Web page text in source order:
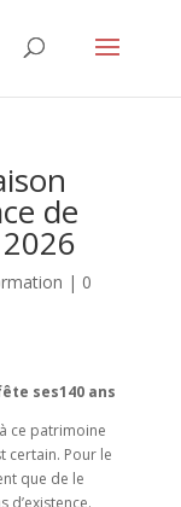
de
| 0
ses140 ans
ce patrimoine
certain. Pour le
que de le
d’existence.